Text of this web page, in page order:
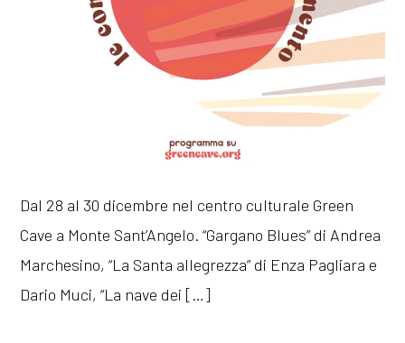
Dal 28 al 30 dicembre nel centro culturale Green
Cave a Monte Sant’Angelo. “Gargano Blues” di Andrea
Marchesino, “La Santa allegrezza” di Enza Pagliara e
Dario Muci, “La nave dei […]